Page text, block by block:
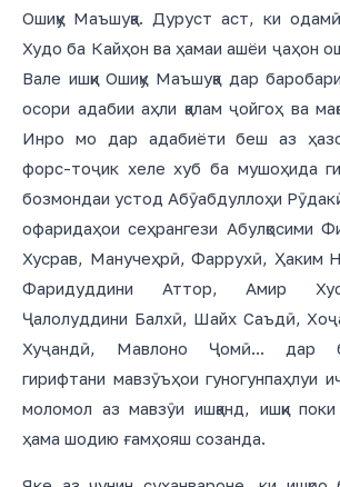
Ошиқу Маъшуқа. Дуруст аст, ки
Худо ба Кайҳон ва ҳамаи ашёи ҷаҳон
Вале ишқи Ошиқу Маъшуқа дар
осори адабии аҳли қалам ҷойгоҳ ва
Инро мо дар адабиёти беш аз
форс-тоҷик хеле хуб ба мушоҳида
бозмондаи устод Абӯабдуллоҳи
офаридаҳои сеҳрангези Абулқосими
Хусрав, Манучеҳрӣ, Фаррухӣ, Ҳаким
Фаридуддини Аттор, Амир
Ҷалолуддини Балхӣ, Шайх Саъдӣ,
Хуҷандӣ, Мавлоно Ҷомӣ... дар
гирифтани мавзӯъҳои гуногунпаҳлуи
моломол аз мавзӯи ишқанд, ишқи
ҳама шодию ғамҳояш созанда.